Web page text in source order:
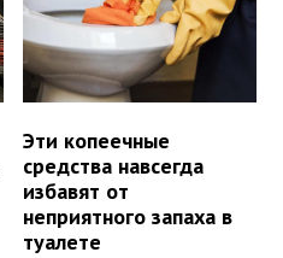
Эти копеечные
средства навсегда
избавят от
неприятного запаха в
туалете